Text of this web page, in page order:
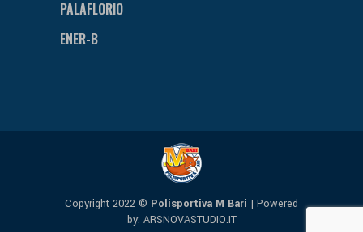
PALAFLORIO
ENER-B
Copyright 2022 © Polisportiva M Bari | Powered
by: ARSNOVASTUDIO.IT